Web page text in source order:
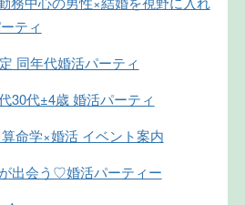
ティ
同年代婚活パーティ
30代±4歳 婚活パーティ
命学×婚活 イベント案内
出会う♡婚活パーティー